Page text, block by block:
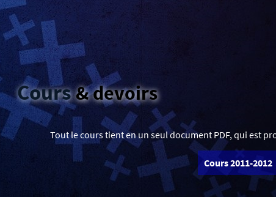
Cours& devoirs
Tout le cours tient en un seul document PDF, qui est
Cours 2011-2012